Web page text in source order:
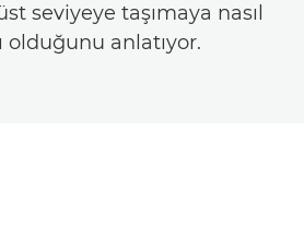
seviyeye taşımaya nasıl
olduğunu anlatıyor.